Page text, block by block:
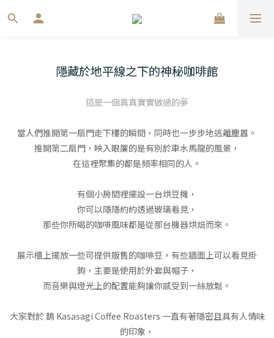
隱藏於地平線之下的神秘咖啡館
這是一個真真實實做過的夢
當人們推開第一扇門走下樓的瞬間，同時也一步步地逃離塵囂。
推開第二扇門，映入眼簾的是有別於車水馬龍的風景，
在這裡聚集的都是頻率相同的人。
有個小房間裡擺設一台烘豆機，
你可以隱隱約約透過玻璃看見，
那些你所喝的咖啡風味都是從那台機器烘焙而來。
展示櫃上擺放一些可提供販售的咖啡豆，有些牆面上可以看見掛
鉤，主要是使用於外套與帽子，
而音樂與燈光上的配置能夠讓你感受到一絲放鬆。
大家對於 鵲 Kasasagi Coffee Roasters 一直有著隱密且具有人情味
的印象，